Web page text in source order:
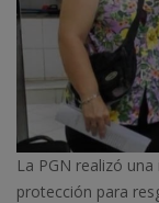
La PGN realizó
protección para